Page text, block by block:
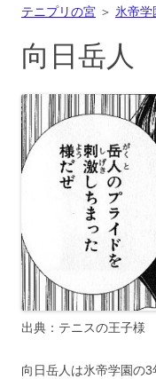
テニプリの宮 ＞ 氷帝学
向日岳人
出典：テニスの王子
向日岳人は氷帝学園の